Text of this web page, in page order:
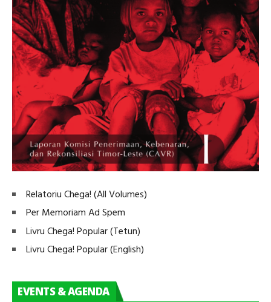
Relatoriu Chega! (All Volumes)
Per Memoriam Ad Spem
Livru Chega! Popular (Tetun)
Livru Chega! Popular (English)
EVENTS & AGENDA